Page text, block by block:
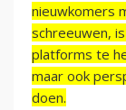
nieuwkomers
schreeuwen,
platforms te
maar ook
doen.